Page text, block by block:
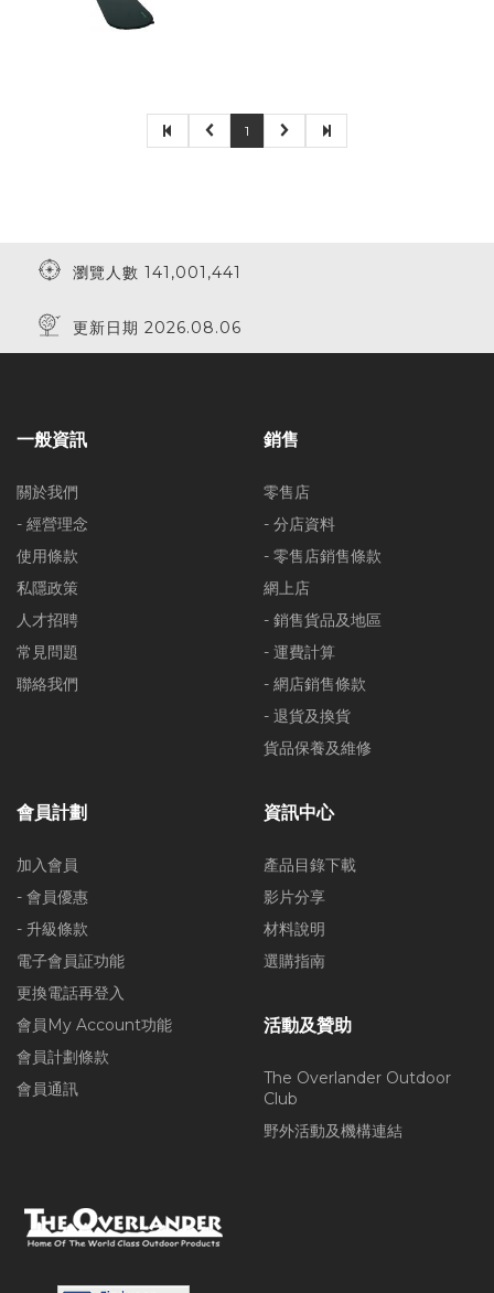
1
瀏覽人數 141,001,441
更新日期 2026.08.06
一般資訊
關於我們
- 經營理念
使用條款
私隱政策
人才招聘
常見問題
聯絡我們
銷售
零售店
- 分店資料
- 零售店銷售條款
網上店
- 銷售貨品及地區
- 運費計算
- 網店銷售條款
- 退貨及換貨
貨品保養及維修
會員計劃
加入會員
- 會員優惠
- 升級條款
電子會員証功能
更換電話再登入
會員My Account功能
會員計劃條款
會員通訊
資訊中心
產品目錄下載
影片分享
材料說明
選購指南
活動及贊助
The Overlander Outdoor
Club
野外活動及機構連結